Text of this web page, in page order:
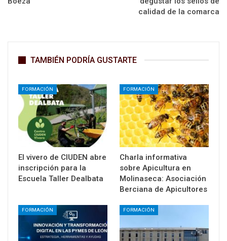
calidad de la comarca
TAMBIÉN PODRÍA GUSTARTE
FORMACIÓN
El vivero de CIUDEN abre
inscripción para la
Escuela Taller Dealbata
FORMACIÓN
Charla informativa
sobre Apicultura en
Molinaseca: Asociación
Berciana de Apicultores
FORMACIÓN FORMACIÓN